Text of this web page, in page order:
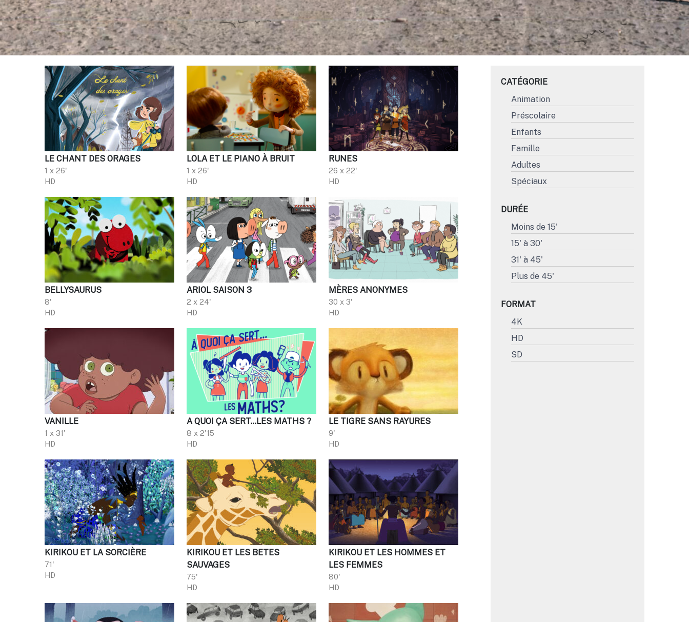
LE CHANT DES ORAGES
1 x 26'
HD
LOLA ET LE PIANO À BRUIT
1 x 26'
HD
RUNES
26 x 22'
HD
BELLYSAURUS
8'
HD
ARIOL SAISON 3
2 x 24'
HD
MÈRES ANONYMES
30 x 3'
HD
VANILLE
1 x 31'
HD
A QUOI ÇA SERT…LES MATHS ?
8 x 2'15
HD
LE TIGRE SANS RAYURES
9'
HD
KIRIKOU ET LA SORCIÈRE
71'
HD
KIRIKOU ET LES BETES
SAUVAGES
75'
HD
KIRIKOU ET LES HOMMES ET
LES FEMMES
80'
HD
CATÉGORIE
Animation
Préscolaire
Enfants
Famille
Adultes
Spéciaux
DURÉE
Moins de 15'
15' à 30'
31' à 45'
Plus de 45'
FORMAT
4K
HD
SD